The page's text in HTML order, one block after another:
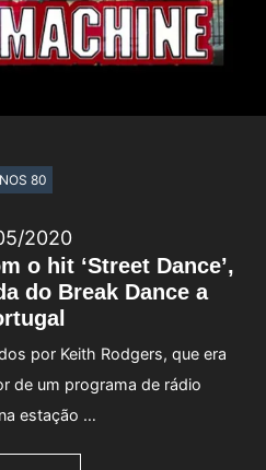
o hit ‘Street Dance’,
do Break Dance a
2020
por Keith Rodgers, que era
de um programa de rádio
estação …
80